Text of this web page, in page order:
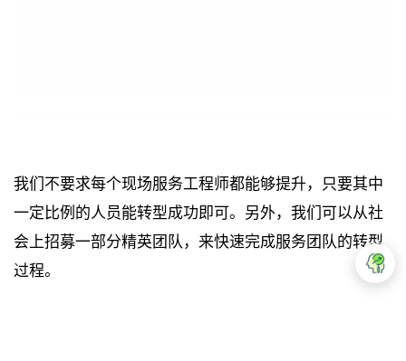
我们不要求每个现场服务工程师都能够提升，只要其中
一定比例的人员能转型成功即可。另外，我们可以从社
会上招募一部分精英团队，来快速完成服务团队的转型
过程。